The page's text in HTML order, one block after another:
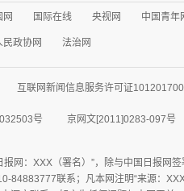
网 国际在线 央视网 中国青年
民政协网 法治网
互联网新闻信息服务许可证
号 京网文[2011]0283-097号
网：XXX（署名）”，除与中国日报网
84883777联系；凡本网注明“来源：